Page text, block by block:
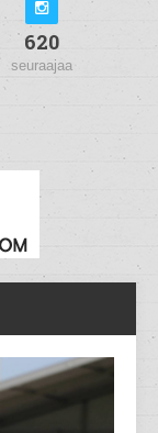
620
seuraajaa